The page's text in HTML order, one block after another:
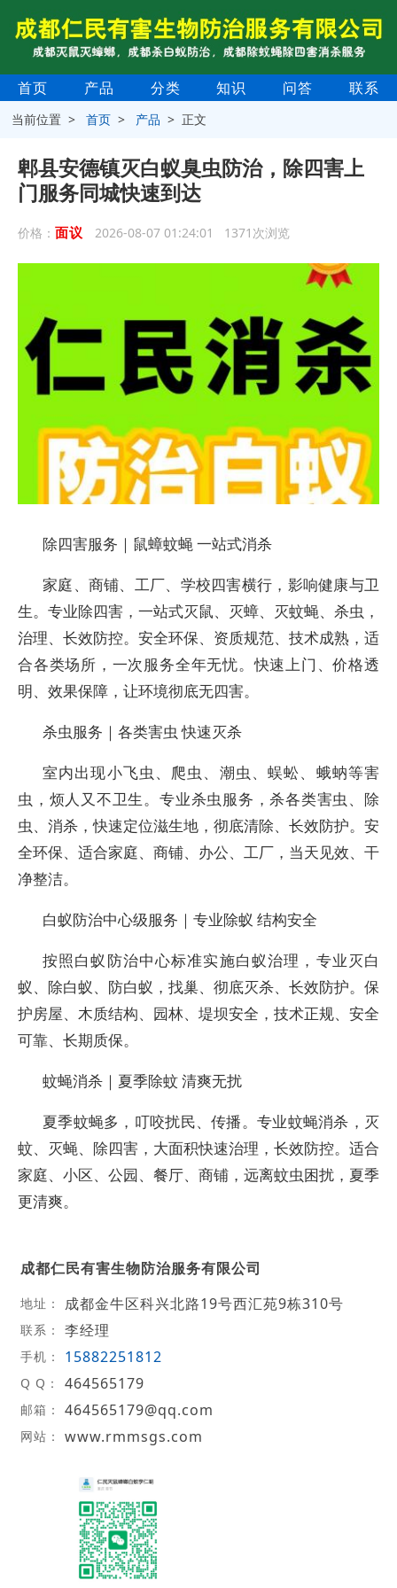
首页 产品 分类 知识 问答 联系
当前位置 >首页 > 产品 > 正文
郫县安德镇灭白蚁臭虫防治，除四害上
门服务同城快速到达
价格： 面议 2026-08-07 01:24:01 1371次浏览
除四害服务｜鼠蟑蚊蝇 一站式消杀
家庭、商铺、工厂、学校四害横行，影响健康与卫
生。专业除四害，一站式灭鼠、灭蟑、灭蚊蝇、杀虫，
治理、长效防控。安全环保、资质规范、技术成熟，适
合各类场所，一次服务全年无忧。快速上门、价格透
明、效果保障，让环境彻底无四害。
杀虫服务｜各类害虫 快速灭杀
室内出现小飞虫、爬虫、潮虫、蜈蚣、蛾蚋等害
虫，烦人又不卫生。专业杀虫服务，杀各类害虫、除
虫、消杀，快速定位滋生地，彻底清除、长效防护。安
全环保、适合家庭、商铺、办公、工厂，当天见效、干
净整洁。
白蚁防治中心级服务｜专业除蚁 结构安全
按照白蚁防治中心标准实施白蚁治理，专业灭白
蚁、除白蚁、防白蚁，找巢、彻底灭杀、长效防护。保
护房屋、木质结构、园林、堤坝安全，技术正规、安全
可靠、长期质保。
蚊蝇消杀｜夏季除蚊 清爽无扰
夏季蚊蝇多，叮咬扰民、传播。专业蚊蝇消杀，灭
蚊、灭蝇、除四害，大面积快速治理，长效防控。适合
家庭、小区、公园、餐厅、商铺，远离蚊虫困扰，夏季
更清爽。
成都仁民有害生物防治服务有限公司
地址： 成都金牛区科兴北路19号西汇苑9栋310号
联系： 李经理
手机： 15882251812
Q Q： 464565179
邮箱： 464565179@qq.com
网站： www.rmmsgs.com